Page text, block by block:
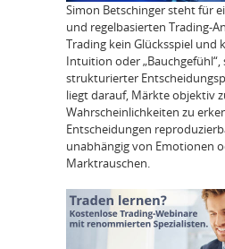
Simon Betschinger steht für
und regelbasierten Trading-
Trading kein Glücksspiel und
Intuition oder „Bauchgefühl“,
strukturierter
liegt darauf, Märkte objektiv
Wahrscheinlichkeiten zu
Entscheidungen
unabhängig von Emotionen
Marktrauschen.